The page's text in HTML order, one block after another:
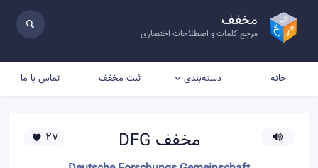
مخفف
مرجع کلمات و اصطلاحات اختصاری
خانه دسته‌بندی ثبت مخفف تماس با ما
مخفف DFG
27